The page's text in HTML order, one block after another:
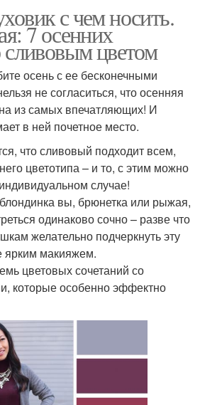
с чем носить.
7 осенних
сливовым цветом
осень с ее бесконечными
не согласиться, что осенняя
из самых впечатляющих! И
в ней почетное место.
что сливовый подходит всем,
цветотипа – и то, с этим можно
случае!
вы, брюнетка или рыжая,
одинаково сочно – разве что
желательно подчеркнуть эту
ярким макияжем.
цветовых сочетаний со
которые особенно эффектно